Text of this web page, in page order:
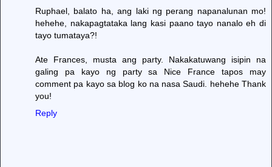
Ruphael, balato ha, ang laki ng perang napanalunan mo!
hehehe, nakapagtataka lang kasi paano tayo nanalo eh di
tayo tumataya?!
Ate Frances, musta ang party. Nakakatuwang isipin na
galing pa kayo ng party sa Nice France tapos may
comment pa kayo sa blog ko na nasa Saudi. hehehe Thank
you!
Reply